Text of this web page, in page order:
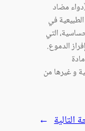
مضاد
في
التي
الدموع.
و غيرها من
التالية →